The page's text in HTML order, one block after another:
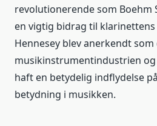
revolutionerende som Boehm
en vigtig bidrag til
Hennesey blev anerkendt
musikinstrumentindustrien
haft en betydelig indflydelse
betydning i musikken.